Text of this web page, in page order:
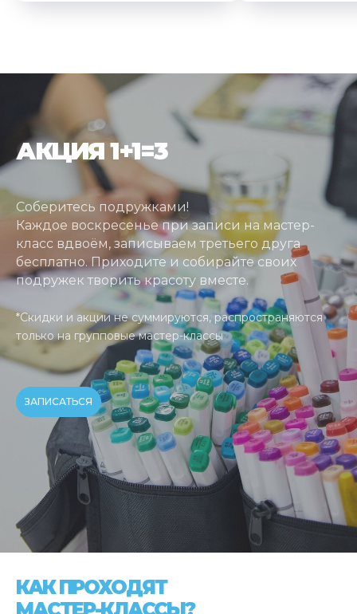
АКЦИЯ 1+1=3
Соберитесь подружками!
Каждое воскресенье при записи на мастер-
класс вдвоём, записываем третьего друга
бесплатно. Приходите и собирайте своих
подружек творить красоту вместе.
*Скидки и акции не суммируются, распространяются
только на групповые мастер-классы
ЗАПИСАТЬСЯ
КАК ПРОХОДЯТ
МАСТЕР-КЛАССЫ?